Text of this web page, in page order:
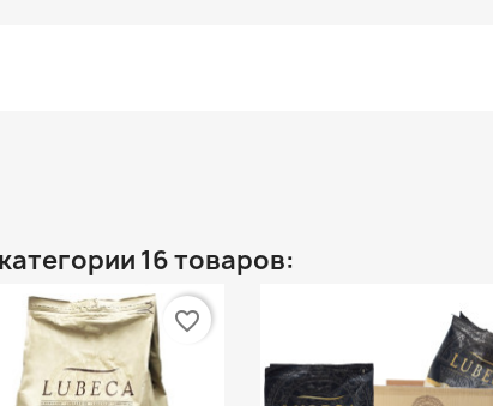
16 товаров:
favorite_border